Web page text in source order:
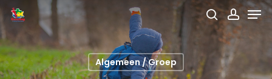
Skip
to
main
content
search
Algemeen / Groep